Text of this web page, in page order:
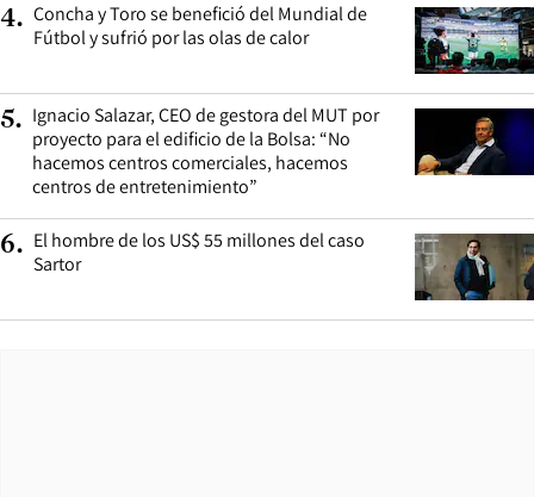
4. Concha y Toro se benefició del Mundial de
Fútbol y sufrió por las olas de calor
5. Ignacio Salazar, CEO de gestora del MUT por
proyecto para el edificio de la Bolsa: “No
hacemos centros comerciales, hacemos
centros de entretenimiento”
6. El hombre de los US$ 55 millones del caso
Sartor